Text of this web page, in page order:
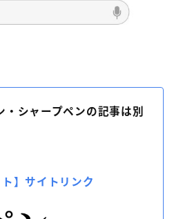
シャープペンの記事は別
ト】サイトリンク